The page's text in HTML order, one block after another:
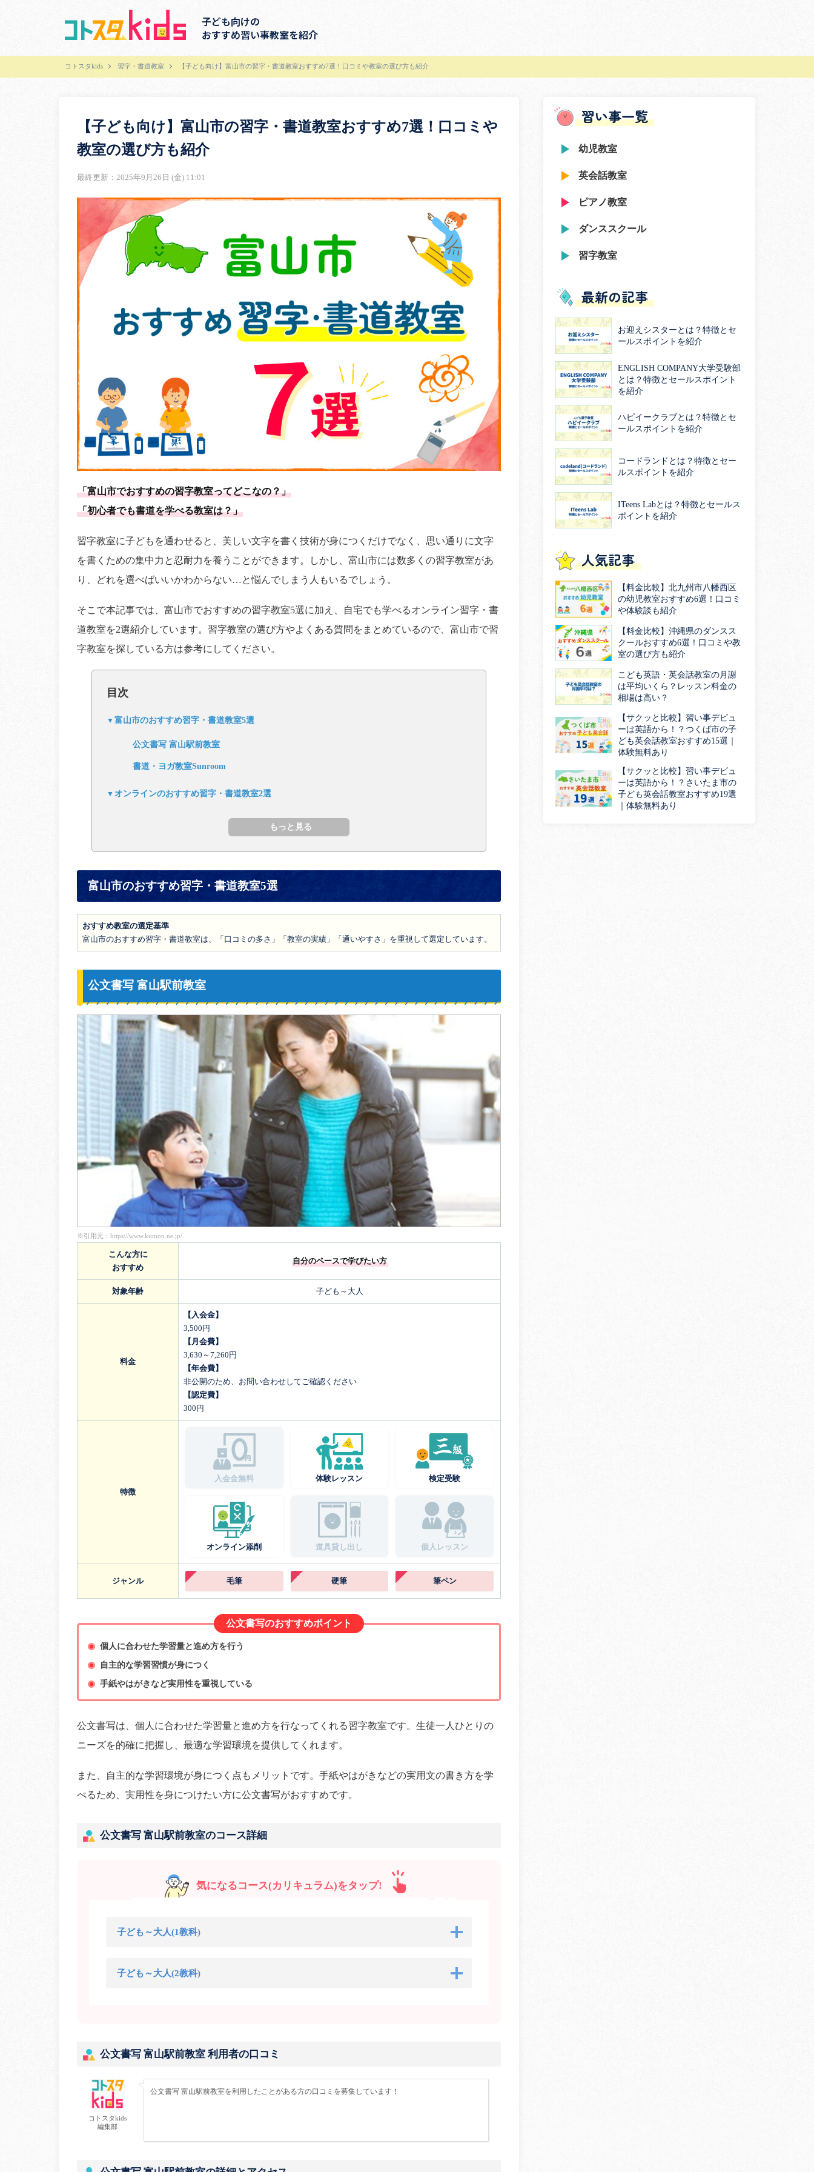
子ども向けの
おすすめ習い事教室を紹介
コトスタkids 習字・書道教室 【子ども向け】富山市の習字・書道教室おすすめ7選！口コミや教室の選び方も紹介
【子ども向け】富山市の習字・書道教室おすすめ7選！口コミや
教室の選び方も紹介
最終更新：2025年9月26日 (金) 11:01
「富山市でおすすめの習字教室ってどこなの？」
「初心者でも書道を学べる教室は？」
習字教室に子どもを通わせると、美しい文字を書く技術が身につくだけでなく、思い通りに文字
を書くための集中力と忍耐力を養うことができます。しかし、富山市には数多くの習字教室があ
り、どれを選べばいいかわからない…と悩んでしまう人もいるでしょう。
そこで本記事では、富山市でおすすめの習字教室5選に加え、自宅でも学べるオンライン習字・書
道教室を2選紹介しています。習字教室の選び方やよくある質問をまとめているので、富山市で習
字教室を探している方は参考にしてください。
目次
富山市のおすすめ習字・書道教室5選
公文書写 富山駅前教室
書道・ヨガ教室Sunroom
オンラインのおすすめ習字・書道教室2選
富山市のおすすめ習字・書道教室5選
おすすめ教室の選定基準
富山市のおすすめ習字・書道教室は、「口コミの多さ」「教室の実績」「通いやすさ」を重視して選定しています。
公文書写 富山駅前教室
※引用元： https://www.kumon.ne.jp/
こんな方に
おすすめ
自分のペースで学びたい方
対象年齢 子ども～大人
料金
【入会金】
3,500円
【月会費】
3,630～7,260円
【年会費】
非公開のため、お問い合わせしてご確認ください
【認定費】
300円
特徴
入会金無料 体験レッスン 検定受験
オンライン添削 道具貸し出し 個人レッスン
ジャンル 毛筆 硬筆 筆ペン
公文書写のおすすめポイント
個人に合わせた学習量と進め方を行う
自主的な学習習慣が身につく
手紙やはがきなど実用性を重視している
公文書写は、個人に合わせた学習量と進め方を行なってくれる習字教室です。生徒一人ひとりの
ニーズを的確に把握し、最適な学習環境を提供してくれます。
また、自主的な学習環境が身につく点もメリットです。手紙やはがきなどの実用文の書き方を学
べるため、実用性を身につけたい方に公文書写がおすすめです。
公文書写 富山駅前教室のコース詳細
気になるコース(カリキュラム)をタップ!
子ども～大人(1教科)
子ども～大人(2教科)
公文書写 富山駅前教室 利用者の口コミ
コトスタkids
編集部
公文書写 富山駅前教室を利用したことがある方の口コミを募集しています！
習い事一覧
幼児教室
英会話教室
ピアノ教室
ダンススクール
習字教室
最新の記事
お迎えシスターとは？特徴とセ
ールスポイントを紹介
ENGLISH COMPANY大学受験部
とは？特徴とセールスポイント
を紹介
ハピイークラブとは？特徴とセ
ールスポイントを紹介
コードランドとは？特徴とセー
ルスポイントを紹介
ITeens Labとは？特徴とセールス
ポイントを紹介
人気記事
【料金比較】北九州市八幡西区
の幼児教室おすすめ6選！口コミ
や体験談も紹介
【料金比較】沖縄県のダンスス
クールおすすめ6選！口コミや教
室の選び方も紹介
こども英語・英会話教室の月謝
は平均いくら？レッスン料金の
相場は高い？
【サクッと比較】習い事デビュ
ーは英語から！？つくば市の子
ども英会話教室おすすめ15選｜
体験無料あり
【サクッと比較】習い事デビュ
ーは英語から！？さいたま市の
子ども英会話教室おすすめ19選
｜体験無料あり